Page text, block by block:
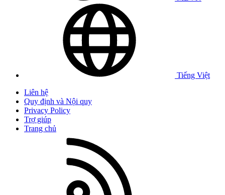
Tiếng Việt
Liên hệ
Quy định và Nội quy
Privacy Policy
Trợ giúp
Trang chủ